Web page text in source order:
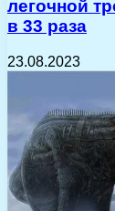
легочной
в 33 раза
23.08.2023